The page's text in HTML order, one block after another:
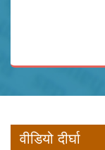
वीडियो दीर्घा